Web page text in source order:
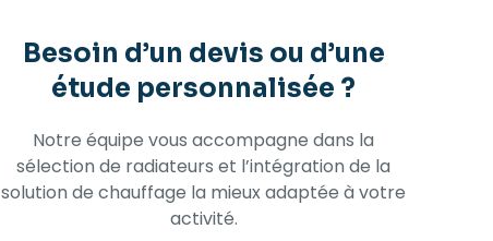
Besoin d’un devis ou d’une
étude personnalisée ?
Notre équipe vous accompagne dans la
sélection de radiateurs et l’intégration de la
solution de chauffage la mieux adaptée à votre
activité.​